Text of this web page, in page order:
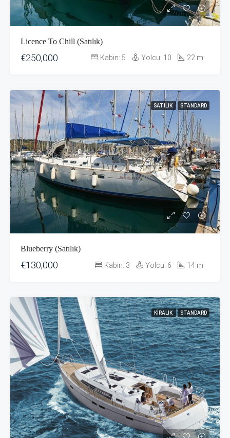
Licence To Chill (Satılık)
€250,000 Kabin: 5 Yolcu: 10 22 m
SATILIK STANDARD
Blueberry (Satılık)
€130,000 Kabin: 3 Yolcu: 6 14 m
KIRALIK STANDARD